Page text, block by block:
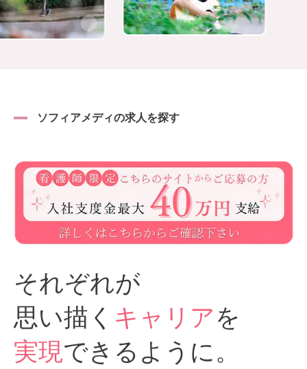
ソフィアメディの求人を探す
それぞれが
思い描く キャリアを
実現できるように。